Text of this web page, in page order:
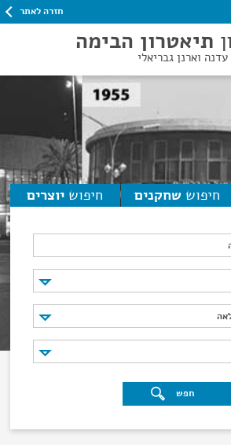
חזרה לאתר
תיאטרון הבימה
וארנן גבריאלי
חיפוש שחקנים חיפוש יוצרים
חפש